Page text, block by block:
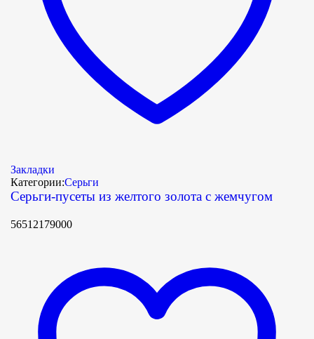
Закладки
Категории:Серьги
Серьги-пусеты из желтого золота с жемчугом
56512179000